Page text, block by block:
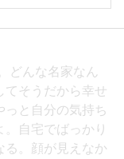
どんな名家なん
てそうだから幸せ
っと自分の気持ち
自宅でばっかり
る。顔が見えなか